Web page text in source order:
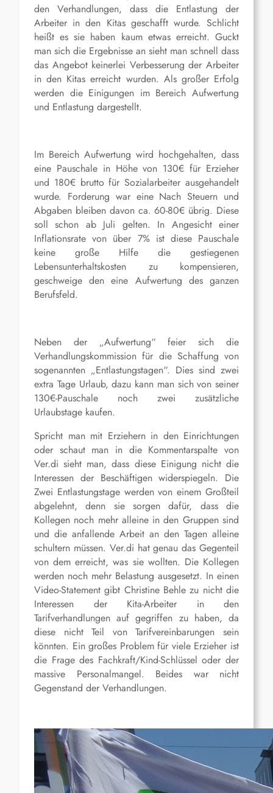
den Verhandlungen, dass die Entlastung der
Arbeiter in den Kitas geschafft wurde. Schlicht
heißt es sie haben kaum etwas erreicht. Guckt
man sich die Ergebnisse an sieht man schnell dass
das Angebot keinerlei Verbesserung der Arbeiter
in den Kitas erreicht wurden. Als großer Erfolg
werden die Einigungen im Bereich Aufwertung
und Entlastung dargestellt.
Im Bereich Aufwertung wird hochgehalten, dass
eine Pauschale in Höhe von 130€ für Erzieher
und 180€ brutto für Sozialarbeiter ausgehandelt
wurde. Forderung war eine Nach Steuern und
Abgaben bleiben davon ca. 60-80€ übrig. Diese
soll schon ab Juli gelten. In Angesicht einer
Inflationsrate von über 7% ist diese Pauschale
keine große Hilfe die gestiegenen
Lebensunterhaltskosten zu kompensieren,
geschweige den eine Aufwertung des ganzen
Berufsfeld.
Neben der „Aufwertung“ feier sich die
Verhandlungskommission für die Schaffung von
sogenannten „Entlastungstagen“. Dies sind zwei
extra Tage Urlaub, dazu kann man sich von seiner
130€-Pauschale noch zwei zusätzliche
Urlaubstage kaufen.
Spricht man mit Erziehern in den Einrichtungen
oder schaut man in die Kommentarspalte von
Ver.di sieht man, dass diese Einigung nicht die
Interessen der Beschäftigen widerspiegeln. Die
Zwei Entlastungstage werden von einem Großteil
abgelehnt, denn sie sorgen dafür, dass die
Kollegen noch mehr alleine in den Gruppen sind
und die anfallende Arbeit an den Tagen alleine
schultern müssen. Ver.di hat genau das Gegenteil
von dem erreicht, was sie wollten. Die Kollegen
werden noch mehr Belastung ausgesetzt. In einen
Video-Statement gibt Christine Behle zu nicht die
Interessen der Kita-Arbeiter in den
Tarifverhandlungen auf gegriffen zu haben, da
diese nicht Teil von Tarifvereinbarungen sein
könnten. Ein großes Problem für viele Erzieher ist
die Frage des Fachkraft/Kind-Schlüssel oder der
massive Personalmangel. Beides war nicht
Gegenstand der Verhandlungen.